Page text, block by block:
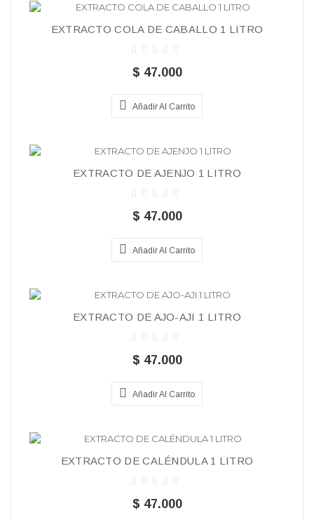
EXTRACTO COLA DE CABALLO 1 LITRO
$ 47.000
Añadir Al Carrito
EXTRACTO DE AJENJO 1 LITRO
$ 47.000
Añadir Al Carrito
EXTRACTO DE AJO-AJI 1 LITRO
$ 47.000
Añadir Al Carrito
EXTRACTO DE CALÉNDULA 1 LITRO
$ 47.000